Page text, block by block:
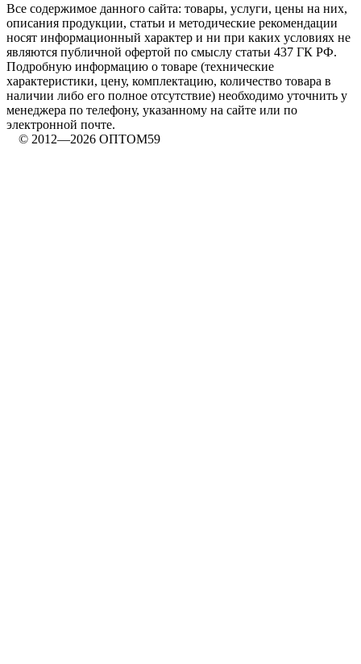
Все содержимое данного сайта: товары, услуги, цены на них,
описания продукции, статьи и методические рекомендации
носят информационный характер и ни при каких условиях не
являются публичной офертой по смыслу статьи 437 ГК РФ.
Подробную информацию о товаре (технические
характеристики, цену, комплектацию, количество товара в
наличии либо его полное отсутствие) необходимо уточнить у
менеджера по телефону, указанному на сайте или по
электронной почте.
© 2012—2026 ОПТОМ59